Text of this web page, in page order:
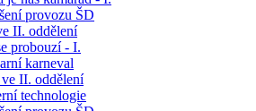
provozu ŠD
II. oddělení
probouzí - I.
karneval
II. oddělení
technologie